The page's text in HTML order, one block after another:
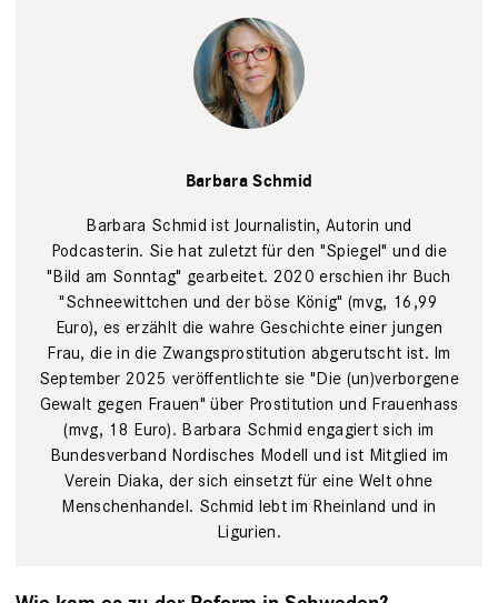
Barbara Schmid
Barbara Schmid ist Journalistin, Autorin und
Podcasterin. Sie hat zuletzt für den "Spiegel" und die
"Bild am Sonntag" gearbeitet. 2020 erschien ihr Buch
"Schneewittchen und der böse König" (mvg, 16,99
Euro), es erzählt die wahre Geschichte einer jungen
Frau, die in die Zwangsprostitution abgerutscht ist. Im
September 2025 veröffentlichte sie "Die (un)verborgene
Gewalt gegen Frauen" über Prostitution und Frauenhass
(mvg, 18 Euro). Barbara Schmid engagiert sich im
Bundesverband Nordisches Modell und ist Mitglied im
Verein Diaka, der sich einsetzt für eine Welt ohne
Menschenhandel. Schmid lebt im Rheinland und in
Ligurien.